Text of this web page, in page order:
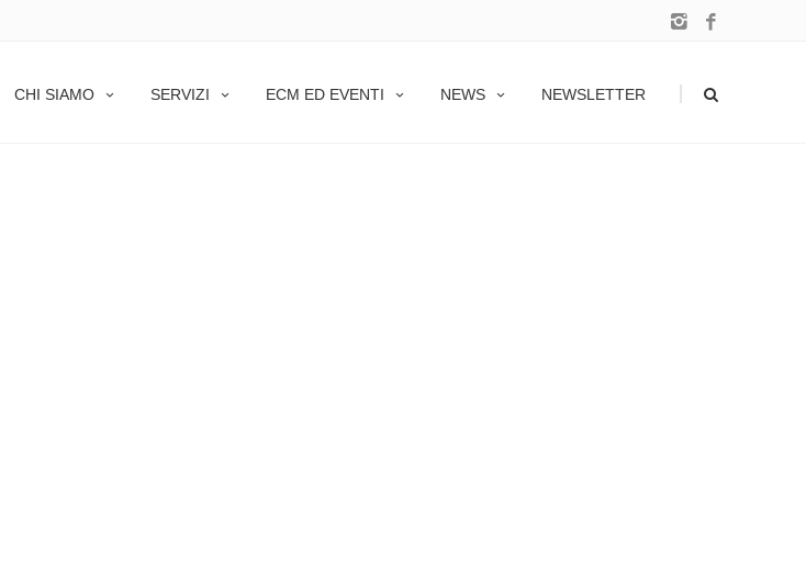
CHI SIAMO SERVIZI ECM ED EVENTI NEWS NEWSLETTER